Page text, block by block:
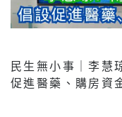
民生無小事｜李慧
促進醫藥、購房資